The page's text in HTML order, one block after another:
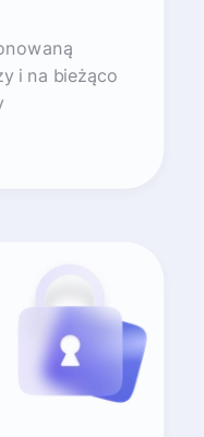
i na bieżąco